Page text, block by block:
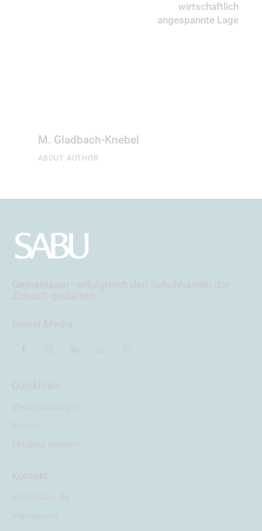
wirtschaftlich
angespannte Lage
M. Gladbach-Knebel
ABOUT AUTHOR